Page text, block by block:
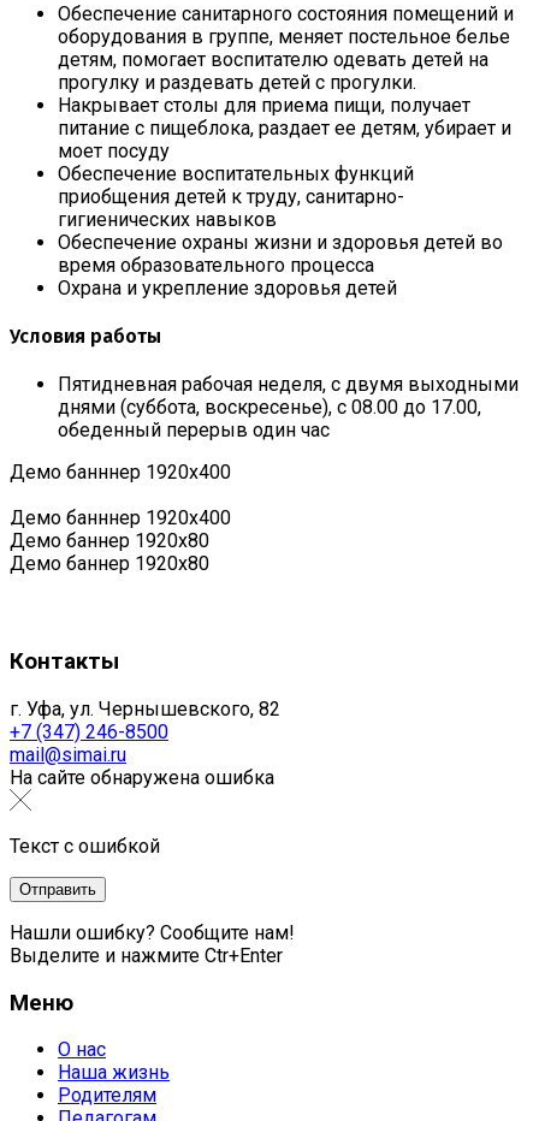
Обеспечение санитарного состояния помещений и
оборудования в группе, меняет постельное белье
детям, помогает воспитателю одевать детей на
прогулку и раздевать детей с прогулки.
Накрывает столы для приема пищи, получает
питание с пищеблока, раздает ее детям, убирает и
моет посуду
Обеспечение воспитательных функций
приобщения детей к труду, санитарно-
гигиенических навыков
Обеспечение охраны жизни и здоровья детей во
время образовательного процесса
Охрана и укрепление здоровья детей
Условия работы
Пятидневная рабочая неделя, с двумя выходными
днями (суббота, воскресенье), с 08.00 до 17.00,
обеденный перерыв один час
Демо банннер 1920х400
Демо банннер 1920х400
Демо баннер 1920x80
Демо баннер 1920x80
Контакты
г. Уфа, ул. Чернышевского, 82
+7 (347) 246-8500
mail@simai.ru
На сайте обнаружена ошибка
Текст с ошибкой
Нашли ошибку? Сообщите нам!
Выделите и нажмите Ctr+Enter
Меню
О нас
Наша жизнь
Родителям